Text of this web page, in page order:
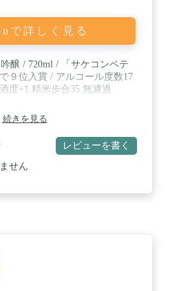
で詳しく見る
醸 / 720ml / 「サケコンペテ
９位入賞 / アルコール度数17
度+1 精米歩合35 無濾過
続きを見る
レビューを書く
せん